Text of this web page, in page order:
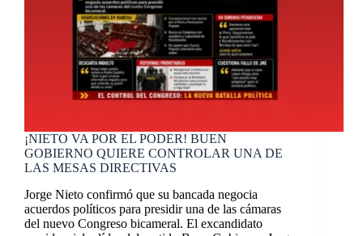
¡NIETO VA POR EL PODER! BUEN
GOBIERNO QUIERE CONTROLAR UNA DE
LAS MESAS DIRECTIVAS
Jorge Nieto confirmó que su bancada negocia
acuerdos políticos para presidir una de las cámaras
del nuevo Congreso bicameral. El excandidato